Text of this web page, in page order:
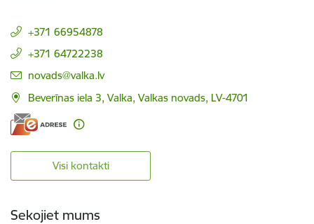
+371 66954878
+371 64722238
E-pasts:
novads@valka.lv
Beverīnas iela 3, Valka, Valkas novads, LV-4701
Visi kontakti
Sekojiet mums